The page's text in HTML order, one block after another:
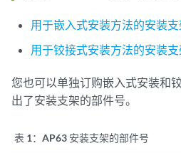
用于嵌入式安装方法的安装支
用于铰接式安装方法的安装支
您也可以单独订购嵌入式安装和
出了安装支架的部件号。
表 1： AP63 安装支架的部件号